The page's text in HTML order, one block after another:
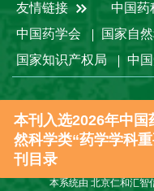
友情链接 中国药
中国药学会
国家自
国家知识产权局
中
地址：江苏省南京市鼓楼区童
83271566
本系统由 北京仁和汇智
本刊入选2026年中国
然科学类“药学学科重
刊目录